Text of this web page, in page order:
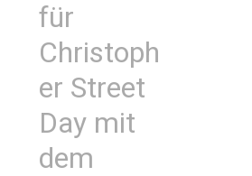
für
Christoph
er Street
Day mit
dem